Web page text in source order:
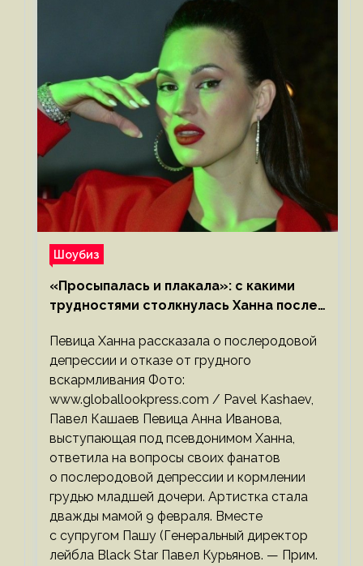
Шоубиз
«Просыпалась и плакала»: с какими
трудностями столкнулась Ханна после
Певица Ханна рассказала о послеродовой
депрессии и отказе от грудного
вскармливания Фото:
www.globallookpress.com / Pavel Kashaev,
Павел Кашаев Певица Анна Иванова,
выступающая под псевдонимом Ханна,
ответила на вопросы своих фанатов
о послеродовой депрессии и кормлении
грудью младшей дочери. Артистка стала
дважды мамой 9 февраля. Вместе
с супругом Пашу (Генеральный директор
лейбла Black Star Павел Курьянов. — Прим.